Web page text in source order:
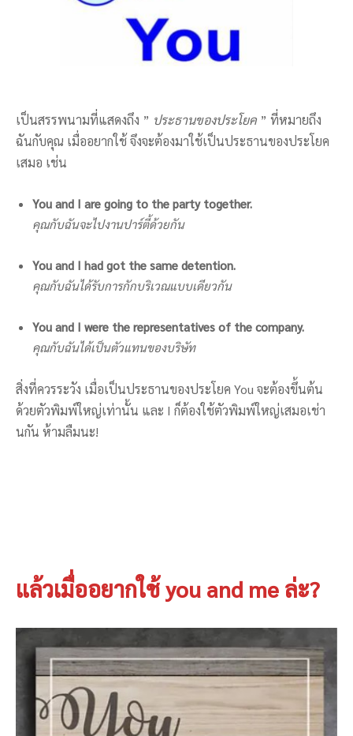
เป็นสรรพนามที่แสดงถึง ” ประธานของประโยค ” ที่หมายถึง
ฉันกับคุณ เมื่ออยากใช้ จึงจะต้องมาใช้เป็นประธานของประโยค
เสมอ เช่น
You and I are going to the party together.
คุณกับฉันจะไปงานปาร์ตี้ด้วยกัน
You and I had got the same detention.
คุณกับฉันได้รับการกักบริเวณแบบเดียวกัน
You and I were the representatives of the company.
คุณกับฉันได้เป็นตัวแทนของบริษัท
สิ่งที่ควรระวัง เมื่อเป็นประธานของประโยค You จะต้องขึ้นต้น
ด้วยตัวพิมพ์ใหญ่เท่านั้น และ I ก็ต้องใช้ตัวพิมพ์ใหญ่เสมอเช่า
นกัน ห้ามลืมนะ!
แล้วเมื่ออยากใช้ you and me ล่ะ?